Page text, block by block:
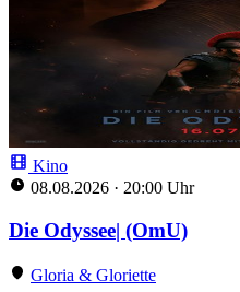
Kino
08.08.2026 · 20:00 Uhr
Die Odyssee| (OmU)
Gloria & Gloriette